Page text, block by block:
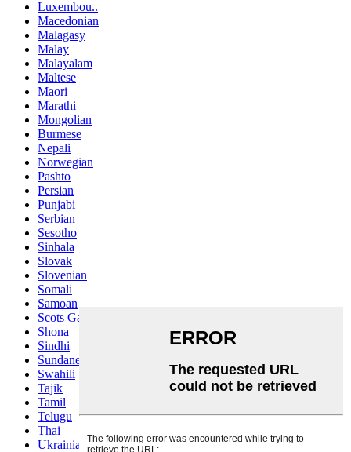
Luxembou..
Macedonian
Malagasy
Malay
Malayalam
Maltese
Maori
Marathi
Mongolian
Burmese
Nepali
Norwegian
Pashto
Persian
Punjabi
Serbian
Sesotho
Sinhala
Slovak
Slovenian
Somali
Samoan
Scots Gaelic
Shona
Sindhi
Sundanese
Swahili
Tajik
Tamil
Telugu
Thai
Ukrainian